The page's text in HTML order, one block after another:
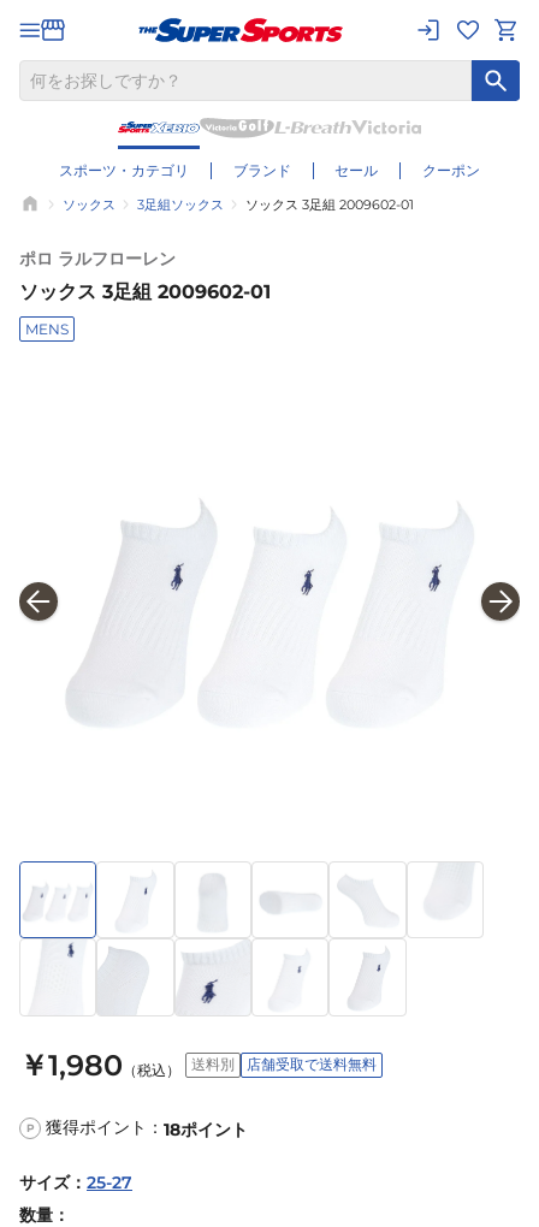
スポーツ・カテゴリ ブランド セール クーポン
ソックス 3足組ソックス ソックス 3足組 2009602-01
ポロ ラルフローレン
ソックス 3足組 2009602-01
MENS
￥1,980 （税込） 送料別 店舗受取で送料無料
P 獲得ポイント： 18ポイント
サイズ： 25-27
数量：